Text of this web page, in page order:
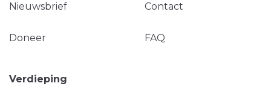
Nieuwsbrief Contact
Doneer FAQ
Verdieping